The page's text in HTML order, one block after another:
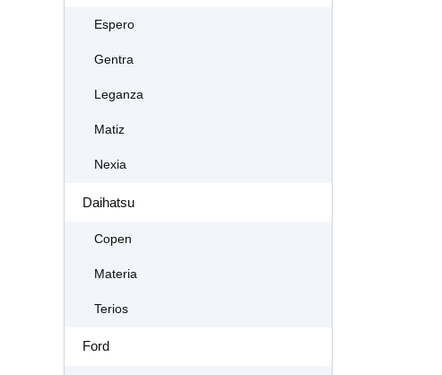
Espero
Gentra
Leganza
Matiz
Nexia
Daihatsu
Copen
Materia
Terios
Ford